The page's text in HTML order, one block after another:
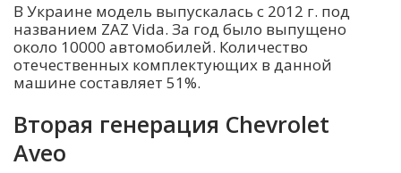
В Украине модель выпускалась с 2012 г. под
названием ZAZ Vida. За год было выпущено
около 10000 автомобилей. Количество
отечественных комплектующих в данной
машине составляет 51%.
Вторая генерация Chevrolet
Aveo